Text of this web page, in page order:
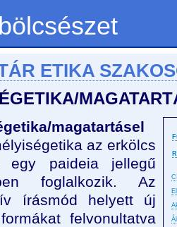
ETIKA
magatartásel
az erkölcs
egy paideia jellegű
foglalkozik. Az
írásmód helyett új
felvonultatva